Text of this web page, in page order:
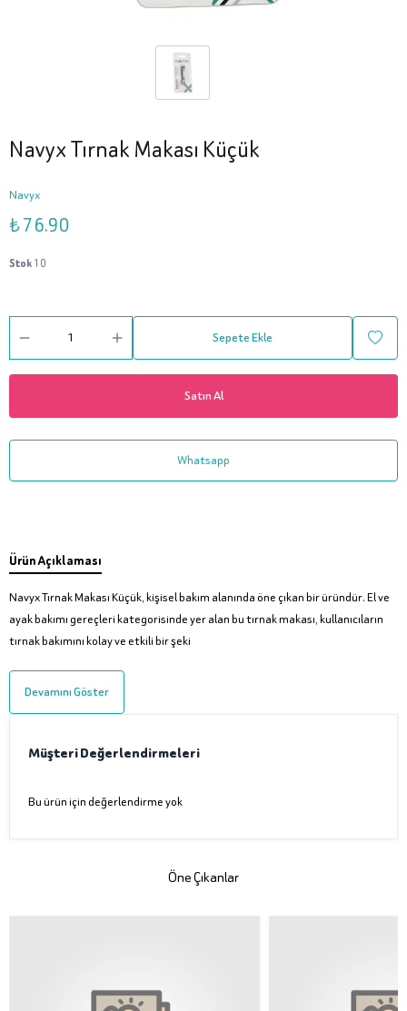
Navyx Tırnak Makası Küçük
Navyx
₺ 76.90
Stok10
Sepete Ekle
Satın Al
Whatsapp
Ürün Açıklaması
Navyx Tırnak Makası Küçük, kişisel bakım alanında öne çıkan bir üründür. El ve
ayak bakımı gereçleri kategorisinde yer alan bu tırnak makası, kullanıcıların
tırnak bakımını kolay ve etkili bir şeki
Devamını Göster
Müşteri Değerlendirmeleri
Bu ürün için değerlendirme yok
Öne Çıkanlar